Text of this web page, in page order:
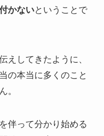
かないということで
えしてきたように、
の本当に多くのこと
。
伴って分かり始める